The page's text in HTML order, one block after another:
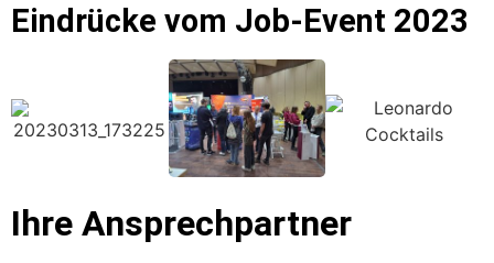
Eindrücke vom Job-Event 2023
Ihre Ansprechpartner